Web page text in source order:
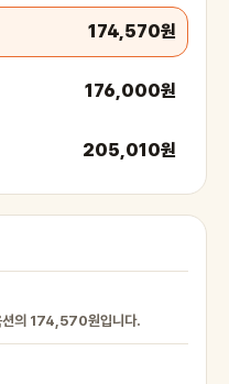
174,570원
176,000원
205,010원
션의 174,570원입니다.